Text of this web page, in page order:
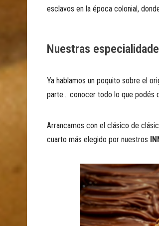
esclavos en la época colonial,
Nuestras
Ya hablamos un poquito sobre el
parte… conocer todo lo que podés
Arrancamos con el clásico de
cuarto más elegido por nuestros